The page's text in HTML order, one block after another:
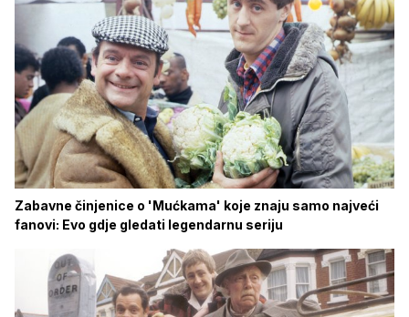
Zabavne činjenice o 'Mućkama' koje znaju samo najveći
fanovi: Evo gdje gledati legendarnu seriju